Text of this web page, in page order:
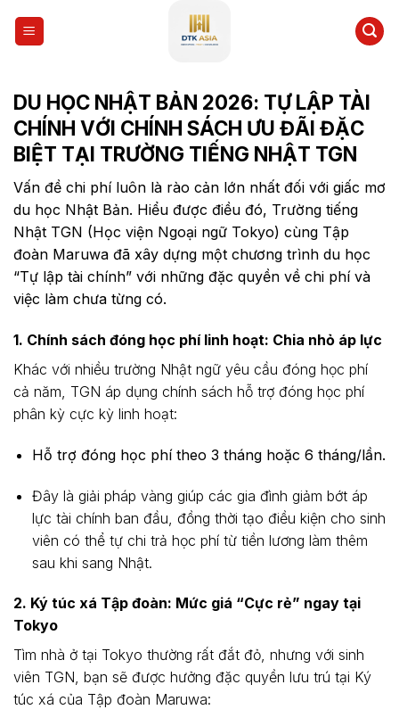
DU HỌC NHẬT BẢN 2026: TỰ LẬP TÀI
CHÍNH VỚI CHÍNH SÁCH ƯU ĐÃI ĐẶC
BIỆT TẠI TRƯỜNG TIẾNG NHẬT TGN
Vấn đề chi phí luôn là rào cản lớn nhất đối với giấc mơ
du học Nhật Bản. Hiểu được điều đó, Trường tiếng
Nhật TGN (Học viện Ngoại ngữ Tokyo) cùng Tập
đoàn Maruwa đã xây dựng một chương trình du học
“Tự lập tài chính” với những đặc quyền về chi phí và
việc làm chưa từng có.
1. Chính sách đóng học phí linh hoạt: Chia nhỏ áp lực
Khác với nhiều trường Nhật ngữ yêu cầu đóng học phí
cả năm, TGN áp dụng chính sách hỗ trợ đóng học phí
phân kỳ cực kỳ linh hoạt:
Hỗ trợ đóng học phí theo 3 tháng hoặc 6 tháng/lần.
Đây là giải pháp vàng giúp các gia đình giảm bớt áp
lực tài chính ban đầu, đồng thời tạo điều kiện cho sinh
viên có thể tự chi trả học phí từ tiền lương làm thêm
sau khi sang Nhật.
2. Ký túc xá Tập đoàn: Mức giá “Cực rẻ” ngay tại
Tokyo
Tìm nhà ở tại Tokyo thường rất đắt đỏ, nhưng với sinh
viên TGN, bạn sẽ được hưởng đặc quyền lưu trú tại Ký
túc xá của Tập đoàn Maruwa: